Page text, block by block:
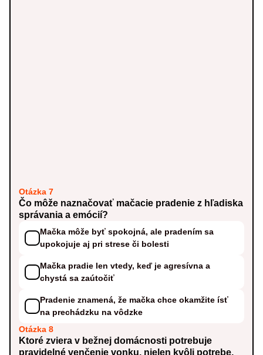
Otázka 7
Čo môže naznačovať mačacie pradenie z hľadiska
správania a emócií?
Mačka môže byť spokojná, ale pradením sa
upokojuje aj pri strese či bolesti
Mačka pradie len vtedy, keď je agresívna a
chystá sa zaútočiť
Pradenie znamená, že mačka chce okamžite ísť
na prechádzku na vôdzke
Otázka 8
Ktoré zviera v bežnej domácnosti potrebuje
pravidelné venčenie vonku, nielen kvôli potrebe,